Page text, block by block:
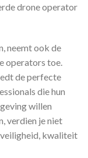
drone operator
neemt ook de
operators toe.
de perfecte
die hun
willen
verdien je niet
kwaliteit